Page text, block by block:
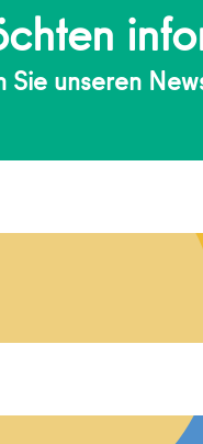
Sie unseren